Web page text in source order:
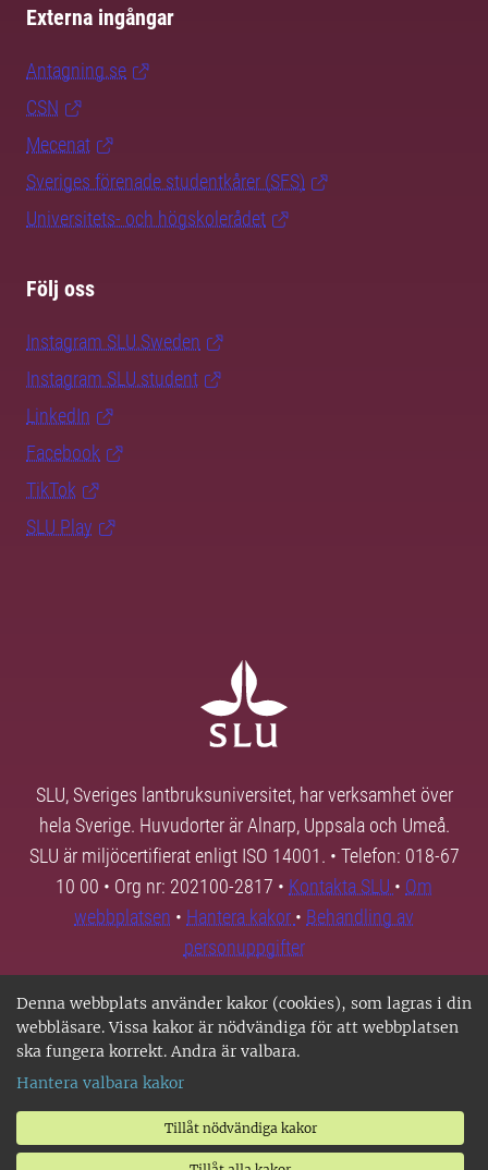
Denna webbplats använder kakor (cookies), som lagras i din
webbläsare. Vissa kakor är nödvändiga för att webbplatsen
ska fungera korrekt. Andra är valbara.
Hantera valbara kakor
Tillåt nödvändiga kakor
Externa ingångar
Antagning.se
CSN
Mecenat
Sveriges förenade studentkårer (SFS)
Universitets- och högskolerådet
Följ oss
Instagram SLU.Sweden
Instagram SLU.student
LinkedIn
Facebook
TikTok
SLU Play
SLU, Sveriges lantbruksuniversitet, har verksamhet över
hela Sverige. Huvudorter är Alnarp, Uppsala och Umeå.
SLU är miljöcertifierat enligt ISO 14001. • Telefon: 018-67
10 00 • Org nr: 202100-2817 • Kontakta SLU • Om
webbplatsen • Hantera kakor • Behandling av
personuppgifter